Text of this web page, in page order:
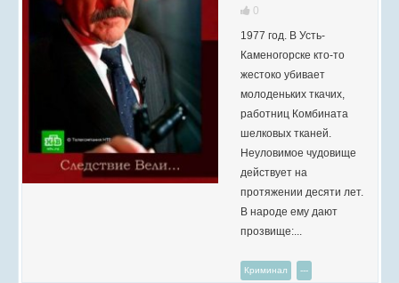
0
1977 год. В Усть-
Каменогорске кто-то
жестоко убивает
молоденьких ткачих,
работниц Комбината
шелковых тканей.
Неуловимое чудовище
действует на
протяжении десяти лет.
В народе ему дают
прозвище:...
Криминал ---